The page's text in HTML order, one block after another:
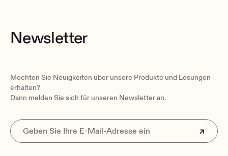
Newsletter
Möchten Sie Neuigkeiten über unsere Produkte und Lösungen
erhalten?
Dann melden Sie sich für unseren Newsletter an.